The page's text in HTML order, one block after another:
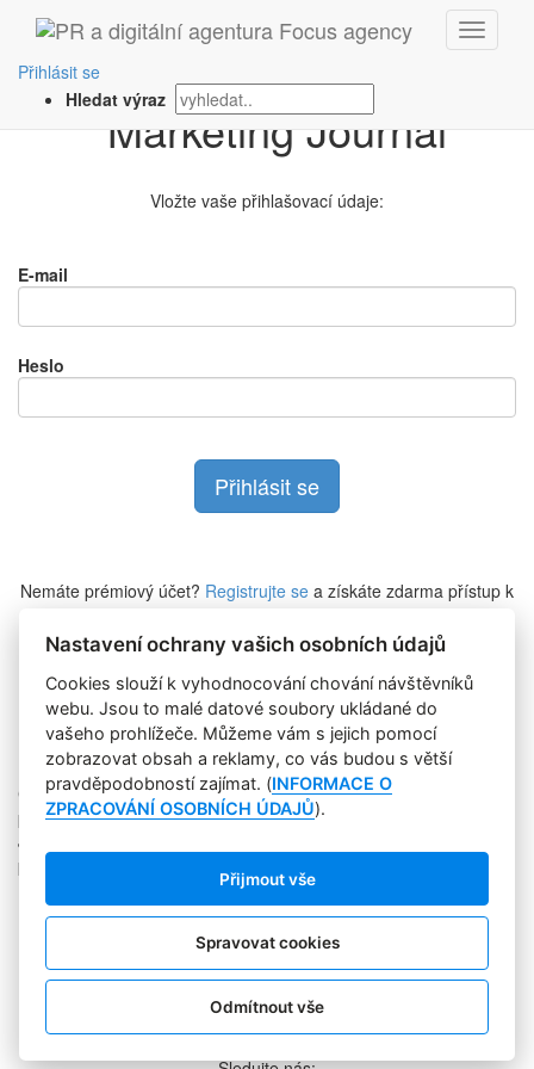
Přihlásit se
Hledat výrazPřihlášení na
Vložte vaše přihlašovací údaje:
E-mail
Heslo
Nemáte prémiový účet? Registrujte se a získáte zdarma přístup k
Zapomněli jste heslo?
Copyright © 2004-2020 Focus Agency, s.r.o. Plné znění licenčních
podmínek. ISSN 1803-957X
Jakékoliv publikování, přebírání nebo šíření obsahu je bez
písemného souhlasu Focus Agency, s.r.o. zakázáno.
RSS 1
Štítky
Zpracování osobních údajů
Kontakt
PR AGENTURA
COOKIES
Nastavení ochrany vašich osobních údajů
Cookies slouží k vyhodnocování chování návštěvníků
webu. Jsou to malé datové soubory ukládané do
vašeho prohlížeče. Můžeme vám s jejich pomocí
zobrazovat obsah a reklamy, co vás budou s větší
pravděpodobností zajímat. (INFORMACE O
ZPRACOVÁNÍ OSOBNÍCH ÚDAJŮ).
Přijmout vše
Spravovat cookies
Odmítnout vše